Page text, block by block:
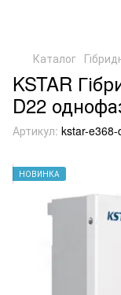
Каталог
KSTAR
D22
Артикул: kstar-e368-
НОВИНКА